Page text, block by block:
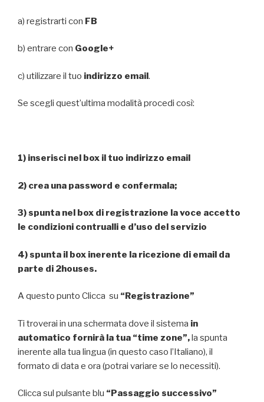
a) registrarti con FB
b) entrare con Google+
c) utilizzare il tuo indirizzo email.
Se scegli quest’ultima modalità procedi così:
1) inserisci nel box il tuo indirizzo email
2) crea una password e confermala;
3) spunta nel box di registrazione la voce accetto
le condizioni contrualli e d’uso del servizio
4) spunta il box inerente la ricezione di email da
parte di 2houses.
A questo punto Clicca su “Registrazione”
Ti troverai in una schermata dove il sistema in
automatico fornirà la tua “time zone”,la spunta
inerente alla tua lingua (in questo caso l’Italiano), il
formato di data e ora (potrai variare se lo necessiti).
Clicca sul pulsante blu “Passaggio successivo”